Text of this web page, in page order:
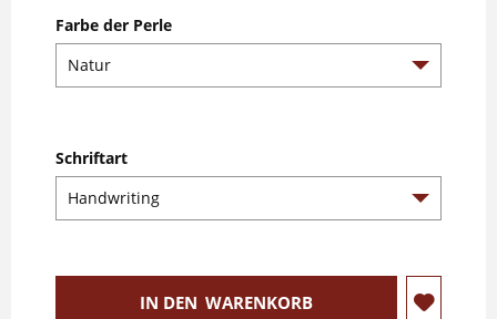
Farbe der Perle
Schriftart
IN DEN WARENKORB